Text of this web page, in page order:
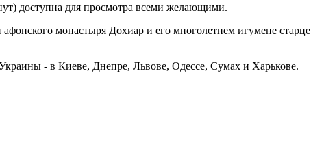
доступна для просмотра всеми желающими.
монастыря Дохиар и его многолетнем игумене
- в Киеве, Днепре, Львове, Одессе, Сумах и Харькове.